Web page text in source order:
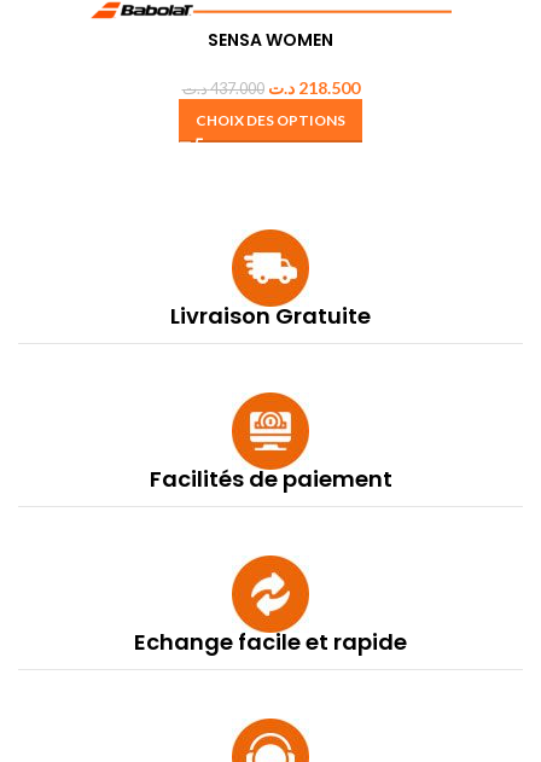
SENSA WOMEN
437.000د.ت 218.500 د.ت
CHOIX DES OPTIONS
Livraison Gratuite
Facilités de paiement
Echange facile et rapide